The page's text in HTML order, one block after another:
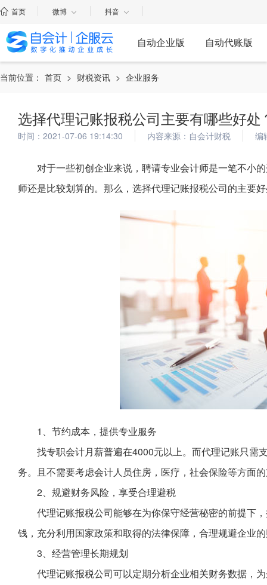
首页 微博 抖音
自动企业版 自动代账版
当前位置： 首页 > 财税资讯 > 企业服务
选择代理记账报税公司主要有哪些好处
时间：2021-07-06 19:14:30 内容来源：自会计财税 编
对于一些初创企业来说，聘请专业会计师是一笔不小
师还是比较划算的。那么，选择代理记账报税公司的主要
1、节约成本，提供专业服务
找专职会计月薪普遍在4000元以上。而代理记账只需
务。且不需要考虑会计人员住房，医疗，社会保险等方面
2、规避财务风险，享受合理避税
代理记账报税公司能够在为你保守经营秘密的前提下
钱，充分利用国家政策和取得的法律保障，合理规避企业
3、经营管理长期规划
代理记账报税公司可以定期分析企业相关财务数据，